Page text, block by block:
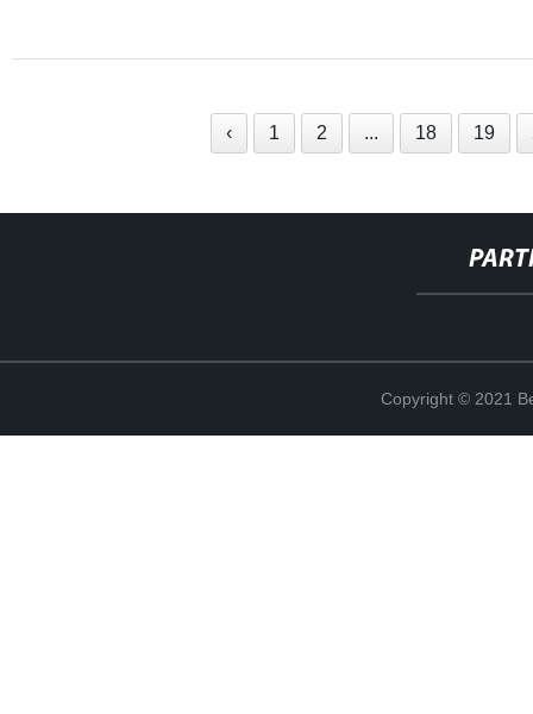
‹ 1 2 ... 18 19
Copyright © 2021